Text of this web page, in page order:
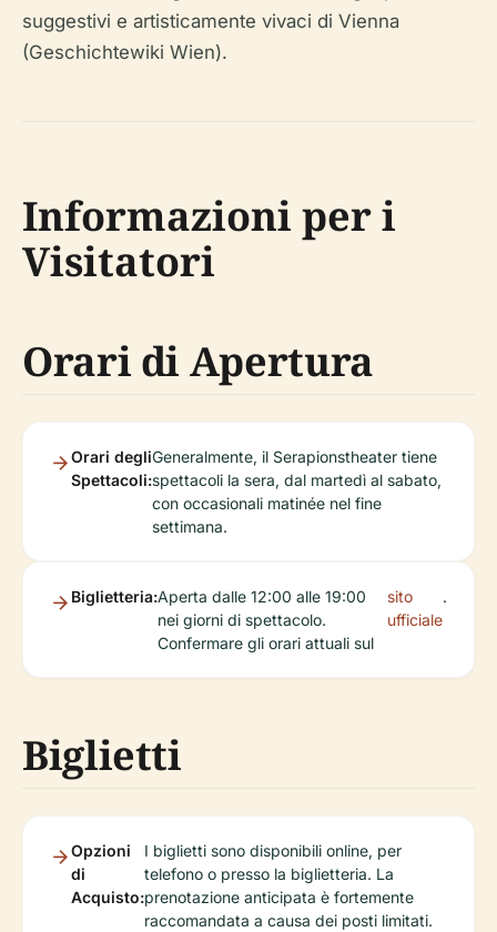
suggestivi e artisticamente vivaci di Vienna
(Geschichtewiki Wien).
Informazioni per i
Visitatori
Orari di Apertura
Orari degli
Spettacoli:
Generalmente, il Serapionstheater tiene
spettacoli la sera, dal martedì al sabato,
con occasionali matinée nel fine
settimana.
Biglietteria:Aperta dalle 12:00 alle 19:00
nei giorni di spettacolo.
Confermare gli orari attuali sul
sito
ufficiale
.
Biglietti
Opzioni
di
Acquisto:
I biglietti sono disponibili online, per
telefono o presso la biglietteria. La
prenotazione anticipata è fortemente
raccomandata a causa dei posti limitati.